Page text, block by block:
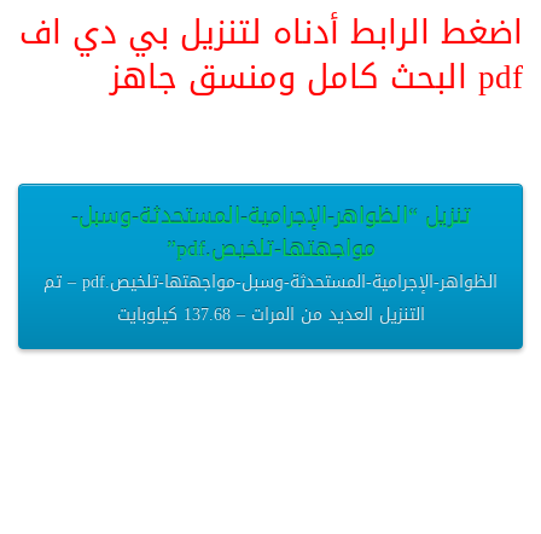
اضغط الرابط أدناه لتنزيل بي دي اف
pdf البحث كامل ومنسق جاهز
تنزيل “الظواهر-الإجرامية-المستحدثة-وسبل-
مواجهتها-تلخيص.pdf”
الظواهر-الإجرامية-المستحدثة-وسبل-مواجهتها-تلخيص.pdf – تم
التنزيل العديد من المرات – 137.68 كيلوبايت